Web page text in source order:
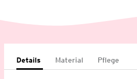
Details Material Pflege